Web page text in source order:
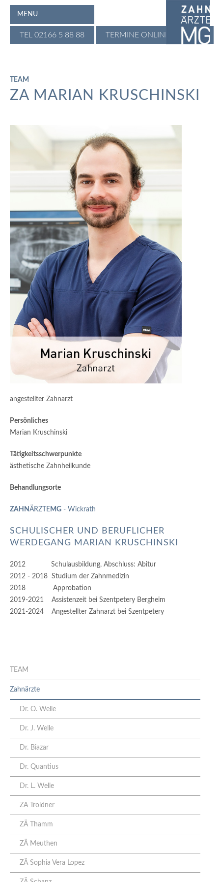
MENU
TEL 02166 5 88 88 TERMINE ONLINE BUCHEN
TEAM
ZA MARIAN KRUSCHINSKI
angestellter Zahnarzt
Persönliches
Marian Kruschinski
Tätigkeitsschwerpunkte
ästhetische Zahnheilkunde
Behandlungsorte
ZAHN ÄRZTEMG - Wickrath
SCHULISCHER UND BERUFLICHER
WERDEGANG MARIAN KRUSCHINSKI
2012 Schulausbildung, Abschluss: Abitur
2012 - 2018 Studium der Zahnmedizin
2018 Approbation
2019-2021 Assistenzeit bei Szentpetery Bergheim
2021-2024 Angestellter Zahnarzt bei Szentpetery
TEAM
Zahnärzte
Dr. O. Welle
Dr. J. Welle
Dr. Biazar
Dr. Quantius
Dr. L. Welle
ZA Troldner
ZÄ Thamm
ZÄ Meuthen
ZÄ Sophia Vera Lopez